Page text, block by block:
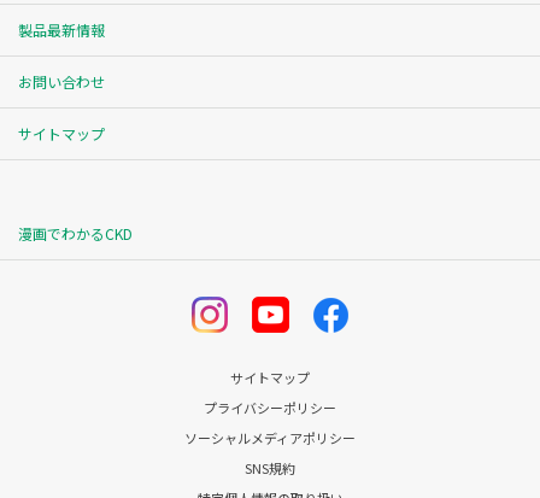
製品最新情報
お問い合わせ
サイトマップ
漫画でわかるCKD
サイトマップ
プライバシーポリシー
ソーシャルメディアポリシー
SNS規約